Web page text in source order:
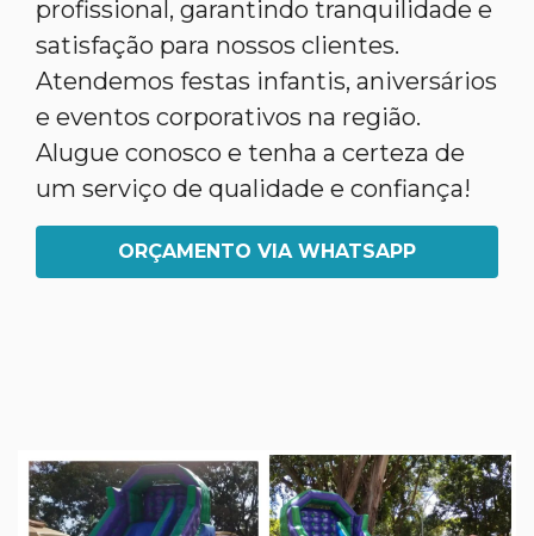
profissional, garantindo tranquilidade e
satisfação para nossos clientes.
Atendemos festas infantis, aniversários
e eventos corporativos na região.
Alugue conosco e tenha a certeza de
um serviço de qualidade e confiança!
ORÇAMENTO VIA WHATSAPP